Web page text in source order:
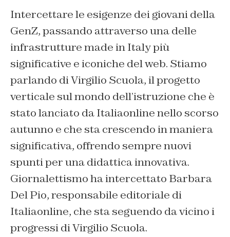
Intercettare le esigenze dei giovani della
GenZ, passando attraverso una delle
infrastrutture made in Italy più
significative e iconiche del web. Stiamo
parlando di Virgilio Scuola, il progetto
verticale sul mondo dell’istruzione che è
stato lanciato da Italiaonline nello scorso
autunno e che sta crescendo in maniera
significativa, offrendo sempre nuovi
spunti per una didattica innovativa.
Giornalettismo ha intercettato Barbara
Del Pio, responsabile editoriale di
Italiaonline, che sta seguendo da vicino i
progressi di Virgilio Scuola.